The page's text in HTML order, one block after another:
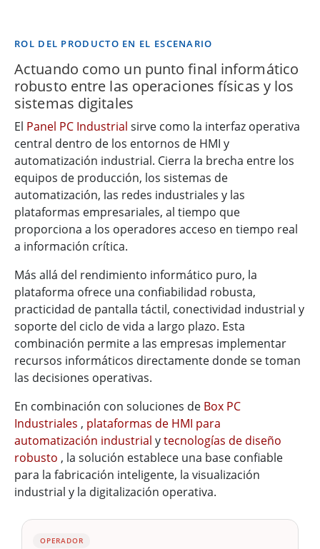
ROL DEL PRODUCTO EN EL ESCENARIO
Actuando como un punto final informático
robusto entre las operaciones físicas y los
sistemas digitales
El Panel PC Industrial sirve como la interfaz operativa
central dentro de los entornos de HMI y
automatización industrial. Cierra la brecha entre los
equipos de producción, los sistemas de
automatización, las redes industriales y las
plataformas empresariales, al tiempo que
proporciona a los operadores acceso en tiempo real
a información crítica.
Más allá del rendimiento informático puro, la
plataforma ofrece una confiabilidad robusta,
practicidad de pantalla táctil, conectividad industrial y
soporte del ciclo de vida a largo plazo. Esta
combinación permite a las empresas implementar
recursos informáticos directamente donde se toman
las decisiones operativas.
En combinación con soluciones de Box PC
Industriales , plataformas de HMI para
automatización industrial ytecnologías de diseño
robusto , la solución establece una base confiable
para la fabricación inteligente, la visualización
industrial y la digitalización operativa.
OPERADOR